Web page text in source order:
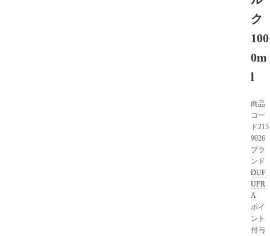
ク
100
0m
l
商品
コー
ド215
9026
ブラ
ンド
DUF
UFR
A
ポイ
ント
付与